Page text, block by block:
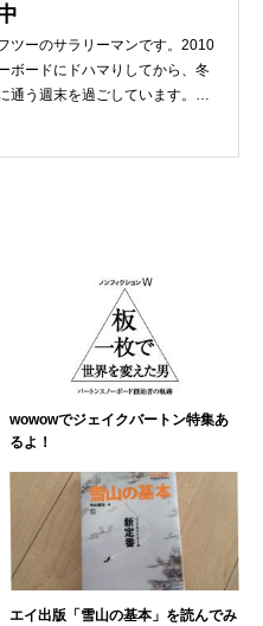
ツーのサラリーマンです。2010
ボードにドハマりしてから、冬
通う週末を過ごしています。
まれ。好きな食べ物は担々麺。
wowowでジェイクバートン特集あ
るよ！
エイ出版「雪山の基本」を読んでみ